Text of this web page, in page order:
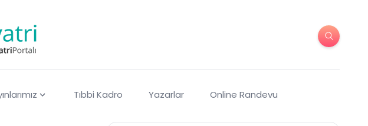
Tıbbi Kadro Yazarlar Online Randevu